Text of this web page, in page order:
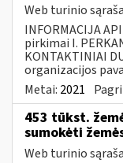
Web turinio
INFORMACIJA
pirkimai I.
KONTAKTINIAI
organizacijos
Metai: 2021
453 tūkst.
sumokėti
Web turinio